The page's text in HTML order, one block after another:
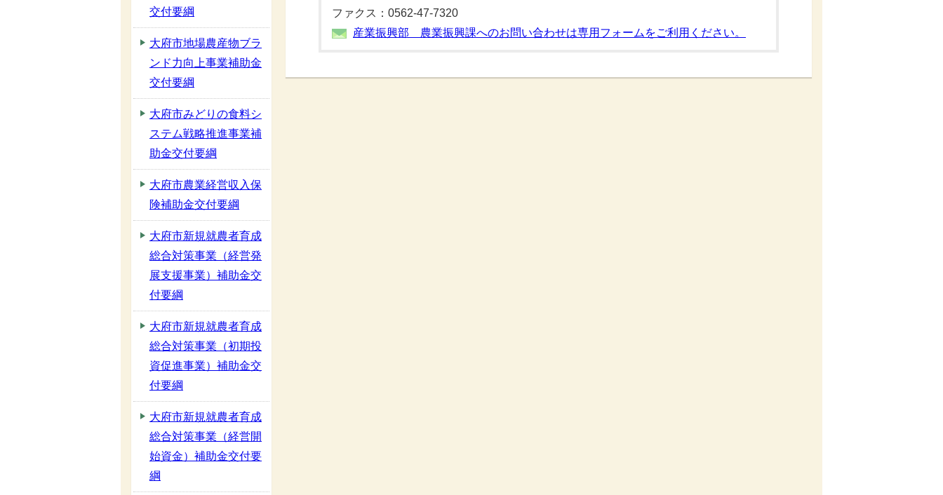
ファクス：0562-47-7320
産業振興部 農業振興課へのお問い合わせは専用フォームをご利用ください。
交付要綱
大府市地場農産物ブラ
ンド力向上事業補助金
交付要綱
大府市みどりの食料シ
ステム戦略推進事業補
助金交付要綱
大府市農業経営収入保
険補助金交付要綱
大府市新規就農者育成
総合対策事業（経営発
展支援事業）補助金交
付要綱
大府市新規就農者育成
総合対策事業（初期投
資促進事業）補助金交
付要綱
大府市新規就農者育成
総合対策事業（経営開
始資金）補助金交付要
綱